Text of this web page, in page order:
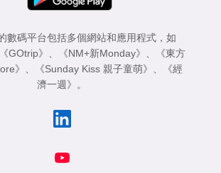
數碼平台包括多個網站和應用程式，如
《GOtrip》 《NM+新Monday》
《東方
》 《Sunday Kiss 親子童萌》
《經
濟一週》
。